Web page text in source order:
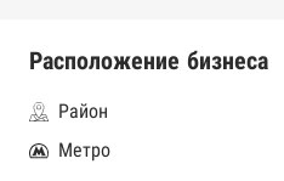
Расположение бизнеса
Район
Метро